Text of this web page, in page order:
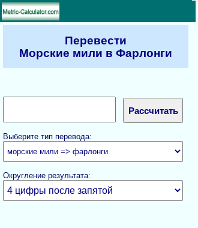
Перевести
Морские мили в Фарлонги
Выберите тип перевода:
Округление результата: